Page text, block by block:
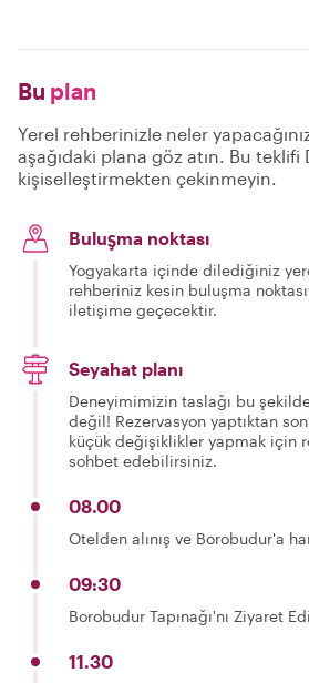
Bu plan
Yerel rehberinizle neler
aşağıdaki plana göz atın. Bu
kişiselleştirmekten çekinmeyin.
Buluşma noktası
Yogyakarta içinde dilediğiniz
rehberiniz kesin buluşma
iletişime geçecektir.
Seyahat planı
Deneyimimizin taslağı bu
değil! Rezervasyon yaptıktan
küçük değişiklikler yapmak için
sohbet edebilirsiniz.
08.00
Otelden alınış ve Borobudur'a
09:30
Borobudur Tapınağı'nı Ziyaret
11.30